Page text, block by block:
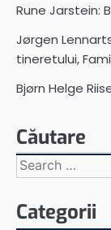
Rune Jarstein:
Jørgen
tineretului,
Bjørn Helge
Căutare
Search
for:
Categorii